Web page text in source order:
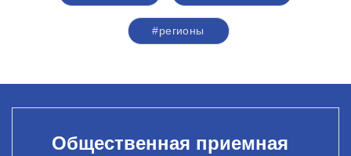
#регионы
Общественная приемная